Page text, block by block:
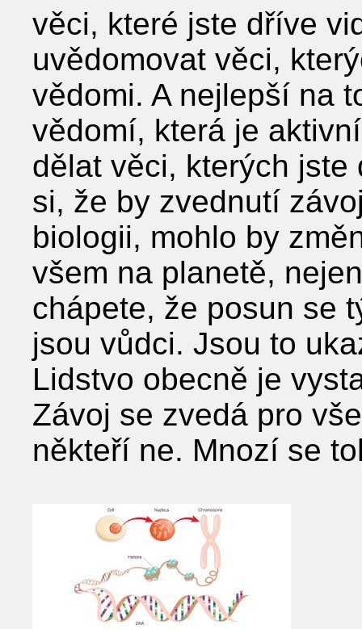
věci, které jste dříve
uvědomovat věci,
vědomi. A nejlepší na
vědomí, která je
dělat věci, kterých
si, že by zvednutí
biologii, mohlo by
všem na planetě,
chápete, že posun se
jsou vůdci. Jsou to
Lidstvo obecně je
Závoj se zvedá pro
někteří ne. Mnozí se